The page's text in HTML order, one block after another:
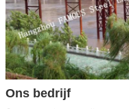
Ons bedrijf